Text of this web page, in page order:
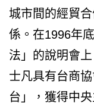
城市間的經貿
係。在1996年
法」的說明會
士凡具有台商
台」，獲得中